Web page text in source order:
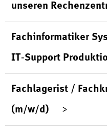
unseren
Fachinformatiker
IT‑Support
Fachlagerist /
(m/w/d)